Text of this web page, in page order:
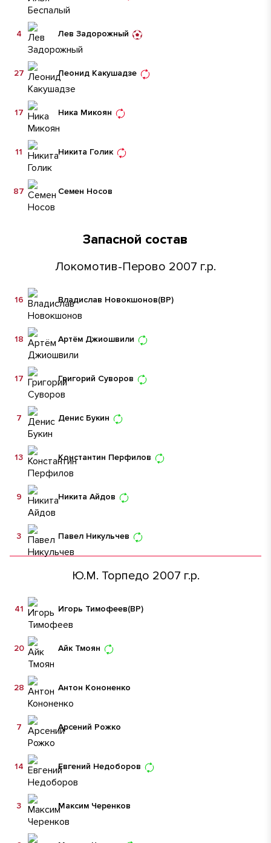
Лев Задорожный
4
Леонид Какушадзе
27
Ника Микоян
17
Никита Голик
11
Семен Носов
87
Запасной состав
Локомотив-Перово 2007 г.р.
Владислав Новокшонов(ВР)
16
Артём Джиошвили
18
Григорий Суворов
17
Денис Букин
7
Константин Перфилов
13
Никита Айдов
9
Павел Никульчев
3
Ю.М. Торпедо 2007 г.р.
Игорь Тимофеев(ВР)
41
Айк Тмоян
20
Антон Кононенко
28
Арсений Рожко
7
Евгений Недоборов
14
Максим Черенков
3